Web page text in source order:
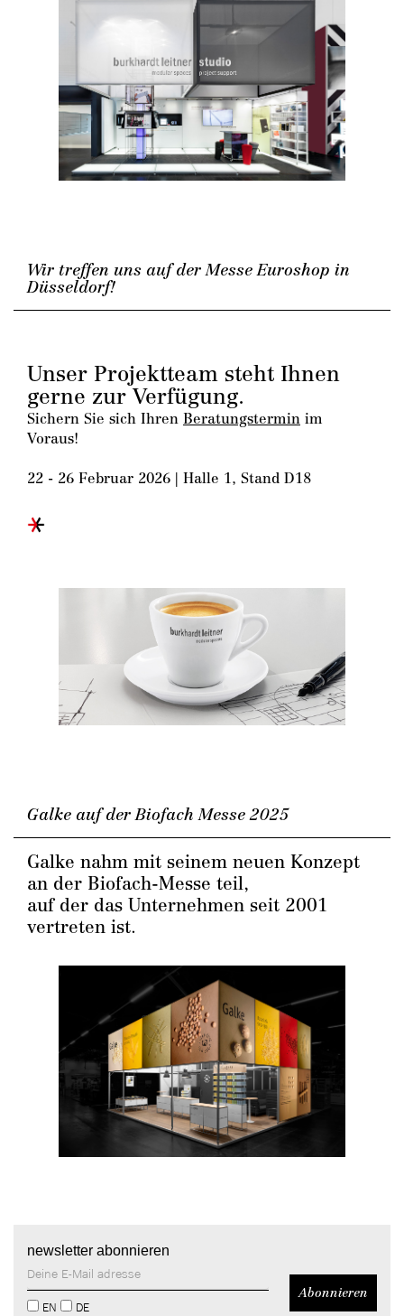
DE / EN
Wir treffen uns auf der Messe Euroshop in
Düsseldorf!
Unser Projektteam steht Ihnen
gerne zur Verfügung.
Sichern Sie sich Ihren Beratungstermin im
Voraus!
22 - 26 Februar 2026 | Halle 1, Stand D18
Galke auf der Biofach Messe 2025
Galke nahm mit seinem neuen Konzept
an der Biofach-Messe teil,
auf der das Unternehmen seit 2001
vertreten ist.
newsletter abonnieren
EN DE